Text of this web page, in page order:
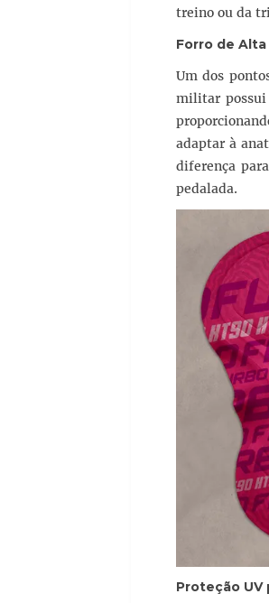
treino ou da
Forro de
Um dos
militar possui
adaptar à
diferença
pedalada.
Proteção UV